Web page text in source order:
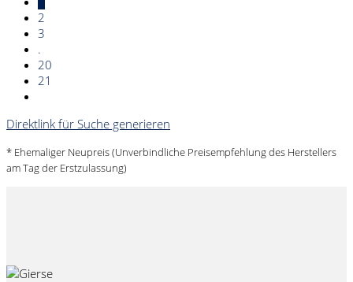
2
3
.
20
21
Direktlink für Suche generieren
* Ehemaliger Neupreis (Unverbindliche Preisempfehlung des Herstellers
am Tag der Erstzulassung)